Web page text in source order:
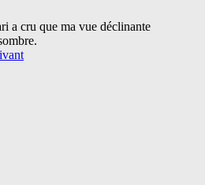
a cru que ma vue déclinante